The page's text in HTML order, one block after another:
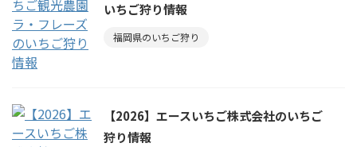
いちご狩り情報
福岡県のいちご狩り
【2026】エースいちご株式会社のいちご
狩り情報